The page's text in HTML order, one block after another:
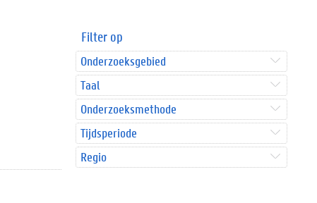
Filter op
Onderzoeksgebied
Taal
Onderzoeksmethode
Tijdsperiode
Regio